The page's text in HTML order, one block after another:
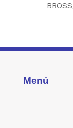
Menú